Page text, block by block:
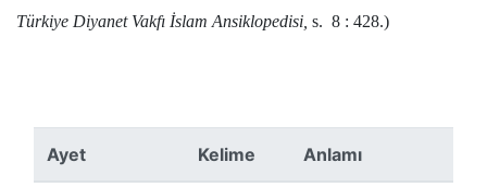
Türkiye Diyanet Vakfı İslam Ansiklopedisi, s. 8 : 428.)
Ayet Kelime Anlamı